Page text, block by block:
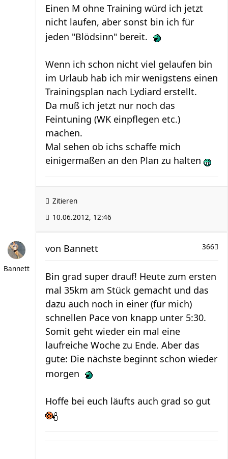
Einen M ohne Training würd ich jetzt
nicht laufen, aber sonst bin ich für
jeden "Blödsinn" bereit.
Wenn ich schon nicht viel gelaufen bin
im Urlaub hab ich mir wenigstens einen
Trainingsplan nach Lydiard erstellt.
Da muß ich jetzt nur noch das
Feintuning (WK einpflegen etc.)
machen.
Mal sehen ob ichs schaffe mich
einigermaßen an den Plan zu halten
Zitieren
10.06.2012, 12:46
Bannett
366
von Bannett
Bin grad super drauf! Heute zum ersten
mal 35km am Stück gemacht und das
dazu auch noch in einer (für mich)
schnellen Pace von knapp unter 5:30.
Somit geht wieder ein mal eine
laufreiche Woche zu Ende. Aber das
gute: Die nächste beginnt schon wieder
morgen
Hoffe bei euch läufts auch grad so gut